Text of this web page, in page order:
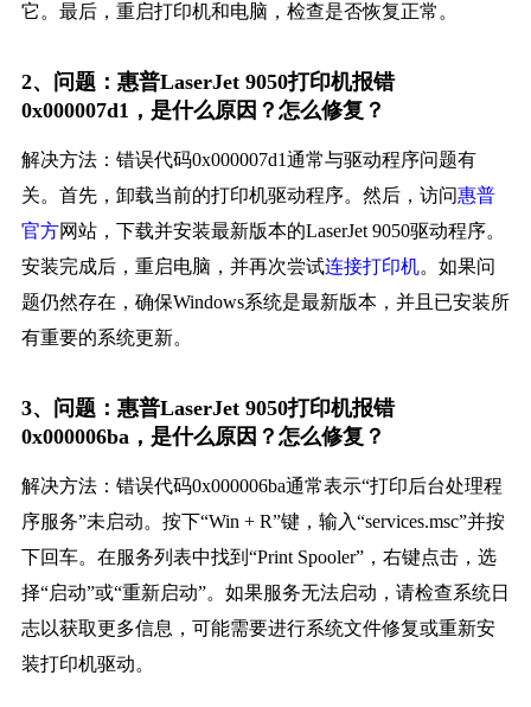
它。最后，重启打印机和电脑，检查是否恢复正常。
2、问题：惠普LaserJet 9050打印机报错
0x000007d1，是什么原因？怎么修复？
解决方法：错误代码0x000007d1通常与驱动程序问题有
关。首先，卸载当前的打印机驱动程序。然后，访问惠普
官方网站，下载并安装最新版本的LaserJet 9050驱动程序。
安装完成后，重启电脑，并再次尝试连接打印机。如果问
题仍然存在，确保Windows系统是最新版本，并且已安装所
有重要的系统更新。
3、问题：惠普LaserJet 9050打印机报错
0x000006ba，是什么原因？怎么修复？
解决方法：错误代码0x000006ba通常表示“打印后台处理程
序服务”未启动。按下“Win + R”键，输入“services.msc”并按
下回车。在服务列表中找到“Print Spooler”，右键点击，选
择“启动”或“重新启动”。如果服务无法启动，请检查系统日
志以获取更多信息，可能需要进行系统文件修复或重新安
装打印机驱动。